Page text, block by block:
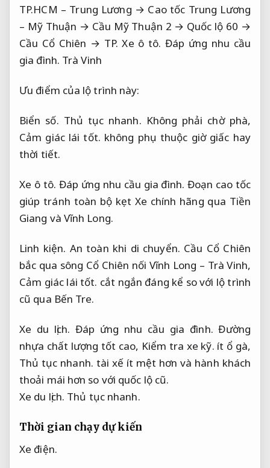
TP.HCM – Trung Lương → Cao tốc Trung Lương
– Mỹ Thuận → Cầu Mỹ Thuận 2 → Quốc lộ 60 →
Cầu Cổ Chiên → TP.Xe ô tô. Đáp ứng nhu cầu
gia đình. Trà Vinh
Ưu điểm của lộ trình này:
Biển số. Thủ tục nhanh. Không phải chờ phà,
Cảm giác lái tốt. không phụ thuộc giờ giấc hay
thời tiết.
Xe ô tô. Đáp ứng nhu cầu gia đình. Đoạn cao tốc
giúp tránh toàn bộ kẹt Xe chính hãng qua Tiền
Giang và Vĩnh Long.
Linh kiện. An toàn khi di chuyển. Cầu Cổ Chiên
bắc qua sông Cổ Chiên nối Vĩnh Long – Trà Vinh,
Cảm giác lái tốt. cắt ngắn đáng kể so với lộ trình
cũ qua Bến Tre.
Xe du lịch. Đáp ứng nhu cầu gia đình. Đường
nhựa chất lượng tốt cao, Kiểm tra xe kỹ. ít ổ gà,
Thủ tục nhanh. tài xế ít mệt hơn và hành khách
thoải mái hơn so với quốc lộ cũ.
Xe du lịch. Thủ tục nhanh.
Thời gian chạy dự kiến
Xe điện.